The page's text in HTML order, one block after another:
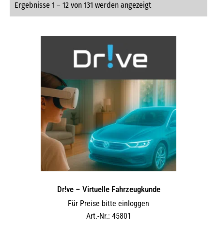
Ergebnisse 1 – 12 von 131 werden angezeigt
Dr!ve – Virtuelle Fahrzeugkunde
Für Preise bitte einloggen
Art.-Nr.: 45801